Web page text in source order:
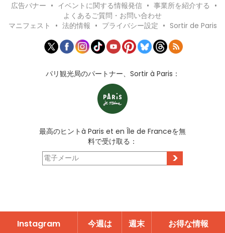
広告バナー • イベントに関する情報発信 • 事業所を紹介する •
よくあるご質問・お問い合わせ
マニフェスト
• 法的情報 • プライバシー設定 • Sortir de Paris
パリ観光局のパートナー、Sortir à Paris：
最高のヒントà Paris et en Île de Franceを無
料で受け取る：
>
Instagram 今週は 週末 お得な情報